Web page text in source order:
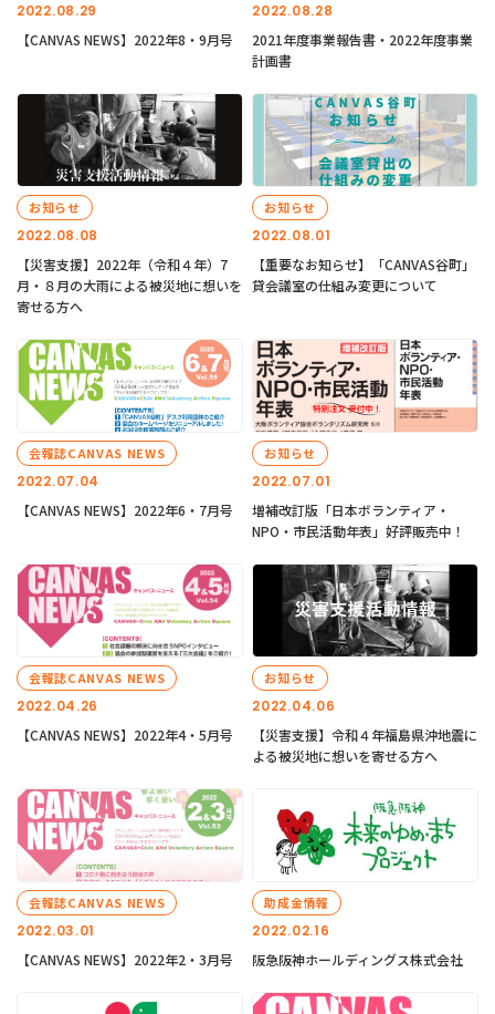
2022.08.29
【CANVAS NEWS】2022年8・9月号
2022.08.28
2021年度事業報告書・2022年度事業
計画書
2022.08.08
お知らせ
【災害支援】2022年（令和４年）7
月・８月の大雨による被災地に想いを
寄せる方へ
2022.08.01
お知らせ
【重要なお知らせ】「CANVAS谷町」
貸会議室の仕組み変更について
2022.07.04
会報誌CANVAS NEWS
【CANVAS NEWS】2022年6・7月号
2022.07.01
お知らせ
増補改訂版「日本ボランティア・
NPO・市民活動年表」好評販売中！
2022.04.26
会報誌CANVAS NEWS
【CANVAS NEWS】2022年4・5月号
2022.04.06
お知らせ
【災害支援】令和４年福島県沖地震に
よる被災地に想いを寄せる方へ
2022.03.01
会報誌CANVAS NEWS
【CANVAS NEWS】2022年2・3月号
2022.02.16
助成金情報
阪急阪神ホールディングス株式会社